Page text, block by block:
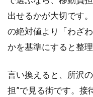
寿司
の正
違う
個室
とカ
出せるかが大切です
の絶対値より「わざ
かを基準にすると整
言い換えると、所沢
担”で見る街です。接